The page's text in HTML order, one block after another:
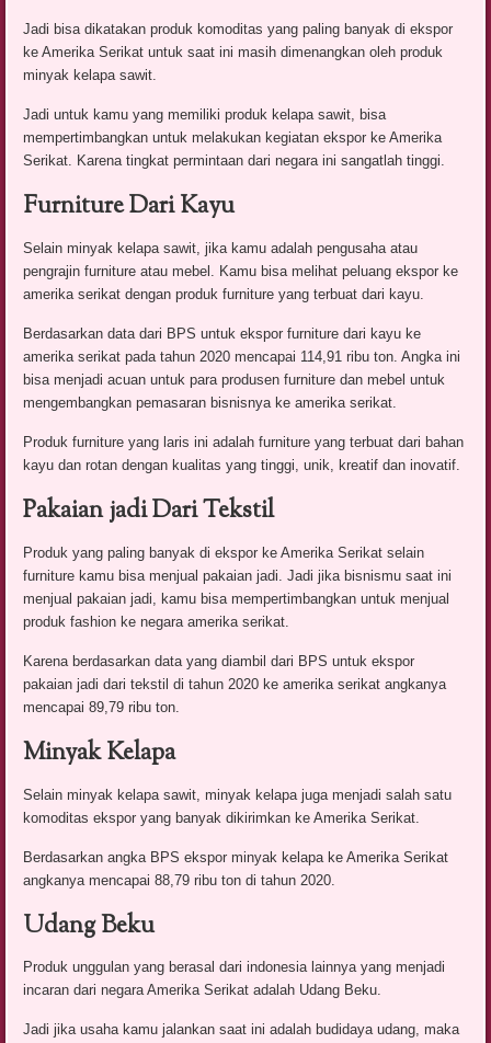
Jadi bisa dikatakan produk komoditas yang paling banyak di ekspor
ke Amerika Serikat untuk saat ini masih dimenangkan oleh produk
minyak kelapa sawit.
Jadi untuk kamu yang memiliki produk kelapa sawit, bisa
mempertimbangkan untuk melakukan kegiatan ekspor ke Amerika
Serikat. Karena tingkat permintaan dari negara ini sangatlah tinggi.
Furniture Dari Kayu
Selain minyak kelapa sawit, jika kamu adalah pengusaha atau
pengrajin furniture atau mebel. Kamu bisa melihat peluang ekspor ke
amerika serikat dengan produk furniture yang terbuat dari kayu.
Berdasarkan data dari BPS untuk ekspor furniture dari kayu ke
amerika serikat pada tahun 2020 mencapai 114,91 ribu ton. Angka ini
bisa menjadi acuan untuk para produsen furniture dan mebel untuk
mengembangkan pemasaran bisnisnya ke amerika serikat.
Produk furniture yang laris ini adalah furniture yang terbuat dari bahan
kayu dan rotan dengan kualitas yang tinggi, unik, kreatif dan inovatif.
Pakaian jadi Dari Tekstil
Produk yang paling banyak di ekspor ke Amerika Serikat selain
furniture kamu bisa menjual pakaian jadi. Jadi jika bisnismu saat ini
menjual pakaian jadi, kamu bisa mempertimbangkan untuk menjual
produk fashion ke negara amerika serikat.
Karena berdasarkan data yang diambil dari BPS untuk ekspor
pakaian jadi dari tekstil di tahun 2020 ke amerika serikat angkanya
mencapai 89,79 ribu ton.
Minyak Kelapa
Selain minyak kelapa sawit, minyak kelapa juga menjadi salah satu
komoditas ekspor yang banyak dikirimkan ke Amerika Serikat.
Berdasarkan angka BPS ekspor minyak kelapa ke Amerika Serikat
angkanya mencapai 88,79 ribu ton di tahun 2020.
Udang Beku
Produk unggulan yang berasal dari indonesia lainnya yang menjadi
incaran dari negara Amerika Serikat adalah Udang Beku.
Jadi jika usaha kamu jalankan saat ini adalah budidaya udang, maka